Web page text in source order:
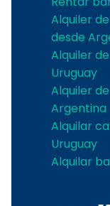
Alquiler
desde
Alquiler
Uruguay
Alquiler
Argentina
Alquilar
Uruguay
Alquilar